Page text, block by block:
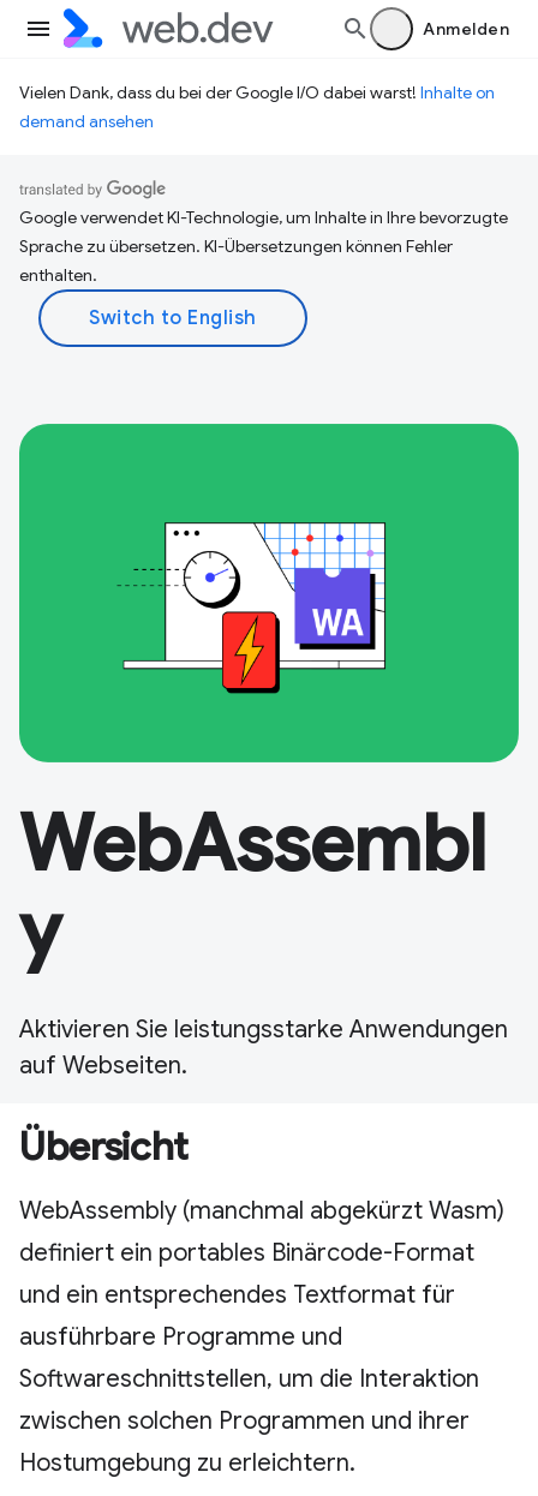
Anmelden
Vielen Dank, dass du bei der Google I/O dabei warst! Inhalte on
demand ansehen
Google verwendet KI-Technologie, um Inhalte in Ihre bevorzugte
Sprache zu übersetzen. KI-Übersetzungen können Fehler
enthalten.
WebAssembl
y
Aktivieren Sie leistungsstarke Anwendungen
auf Webseiten.
Übersicht
WebAssembly (manchmal abgekürzt Wasm)
definiert ein portables Binärcode-Format
und ein entsprechendes Textformat für
ausführbare Programme und
Softwareschnittstellen, um die Interaktion
zwischen solchen Programmen und ihrer
Hostumgebung zu erleichtern.